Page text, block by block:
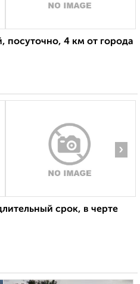
посуточно, 4 км от города
›
срок, в черте